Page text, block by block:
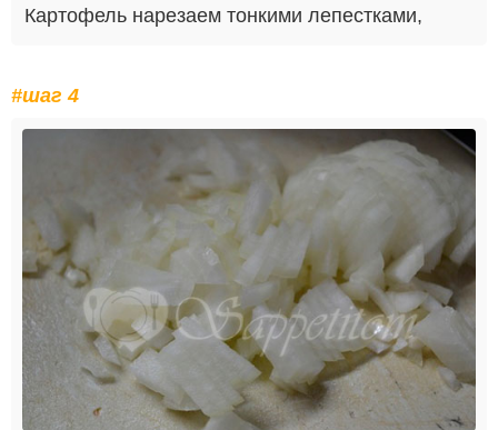
Картофель нарезаем тонкими лепестками,
#шаг 4